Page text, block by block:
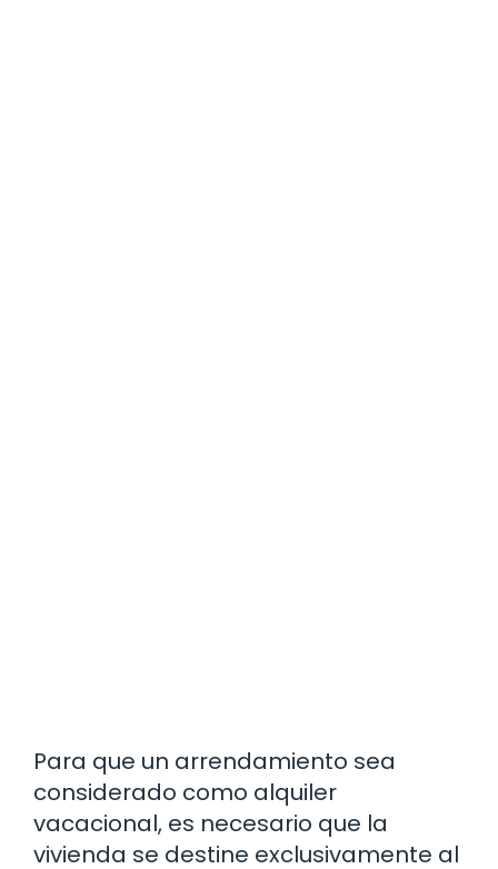
Para que un arrendamiento sea
considerado como alquiler
vacacional, es necesario que la
vivienda se destine exclusivamente al